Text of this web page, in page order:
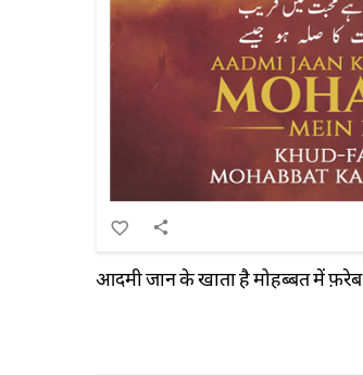
आदमी जान के खाता है मोहब्बत में फ़रेब